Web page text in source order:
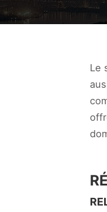
Le